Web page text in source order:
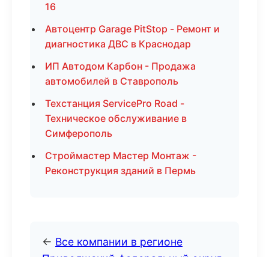
16
Автоцентр Garage PitStop - Ремонт и
диагностика ДВС в Краснодар
ИП Автодом Карбон - Продажа
автомобилей в Ставрополь
Техстанция ServicePro Road -
Техническое обслуживание в
Симферополь
Строймастер Мастер Монтаж -
Реконструкция зданий в Пермь
← Все компании в регионе